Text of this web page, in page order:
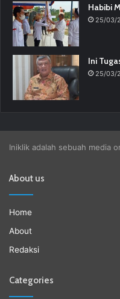
Habibi
25/03/
Ini
25/03/
Iniklik adalah sebuah media
About us
Home
About
Redaksi
Categories